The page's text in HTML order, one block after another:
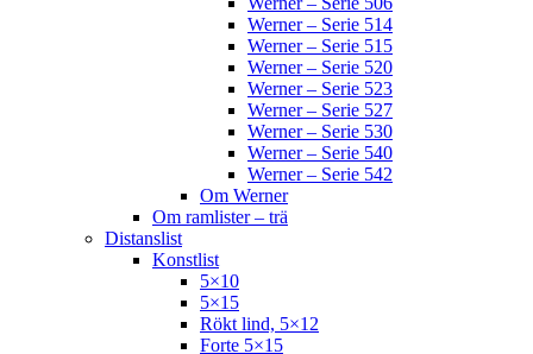
Werner – Serie 514
Werner – Serie 515
Werner – Serie 520
Werner – Serie 523
Werner – Serie 527
Werner – Serie 530
Werner – Serie 540
Werner – Serie 542
Om Werner
Om ramlister – trä
Distanslist
Konstlist
5×10
5×15
Rökt lind, 5×12
Forte 5×15